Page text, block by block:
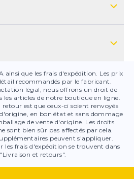
ainsi que les frais d'expédition. Les prix
recommandés par le fabricant.
légal, nous offrons un droit de
les articles de notre boutique en ligne.
est que ceux-ci soient renvoyés
en bon état et sans dommage
de vente d'origine. Les droits
sont bien sûr pas affectés par cela.
peuvent s'appliquer.
les frais d'expédition se trouvent dans
et retours".